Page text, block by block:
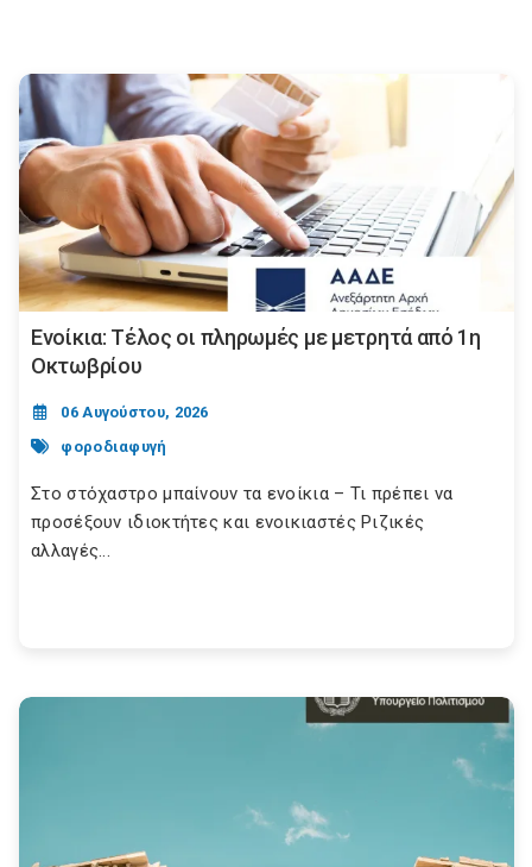
Ενοίκια: Τέλος οι πληρωμές με μετρητά από 1η
Οκτωβρίου
06 Αυγούστου, 2026
φοροδιαφυγή
Στο στόχαστρο μπαίνουν τα ενοίκια – Τι πρέπει να
προσέξουν ιδιοκτήτες και ενοικιαστές Ριζικές
αλλαγές...